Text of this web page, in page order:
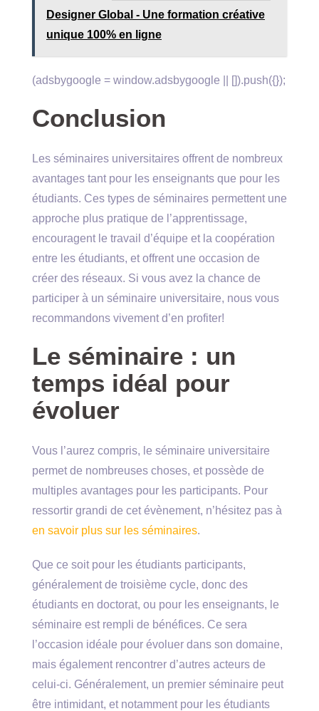
Designer Global - Une formation créative
unique 100% en ligne
(adsbygoogle = window.adsbygoogle || []).push({});
Conclusion
Les séminaires universitaires offrent de nombreux
avantages tant pour les enseignants que pour les
étudiants. Ces types de séminaires permettent une
approche plus pratique de l’apprentissage,
encouragent le travail d’équipe et la coopération
entre les étudiants, et offrent une occasion de
créer des réseaux. Si vous avez la chance de
participer à un séminaire universitaire, nous vous
recommandons vivement d’en profiter!
Le séminaire : un
temps idéal pour
évoluer
Vous l’aurez compris, le séminaire universitaire
permet de nombreuses choses, et possède de
multiples avantages pour les participants. Pour
ressortir grandi de cet évènement, n’hésitez pas à
en savoir plus sur les séminaires.
Que ce soit pour les étudiants participants,
généralement de troisième cycle, donc des
étudiants en doctorat, ou pour les enseignants, le
séminaire est rempli de bénéfices. Ce sera
l’occasion idéale pour évoluer dans son domaine,
mais également rencontrer d’autres acteurs de
celui-ci. Généralement, un premier séminaire peut
être intimidant, et notamment pour les étudiants